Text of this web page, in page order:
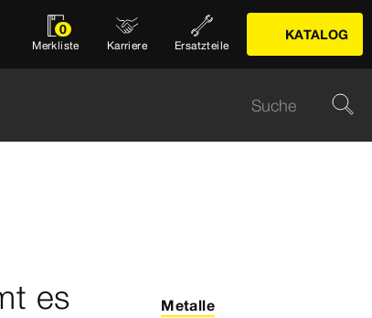
0
Merkliste Karriere Ersatzteile
KATALOG
es
Metalle